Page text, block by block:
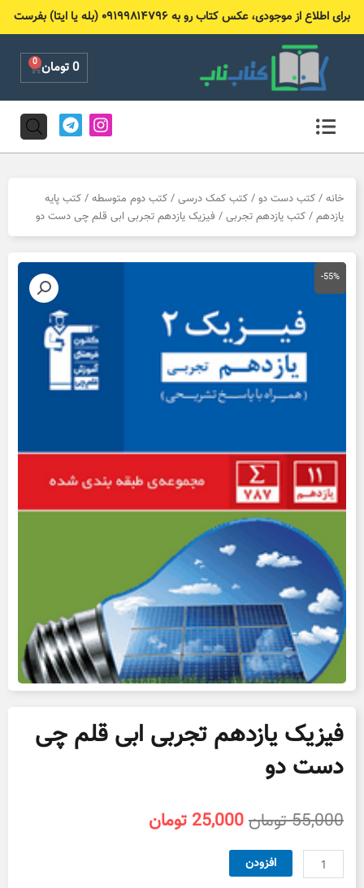
برای اطلاع از موجودی، عکس کتاب رو به ۰۹۱۹۹۸۱۴۷۹۶ (بله یا ایتا) بفرست
0تومان 0
Cart
I
n
s
g
r
a
T
e
l
r
a
m
خانه / کتب دست دو / کتب کمک درسی / کتب دوم متوسطه / کتب پایه
یازدهم / کتب یازدهم تجربی / فیزیک یازدهم تجربی ابی قلم چی دست دو
-55%
فیزیک یازدهم تجربی ابی قلم چی
دست دو
55,000تومانقیمت
بود.
25,000 تومان
فیزیک
یازدهم
افزودن